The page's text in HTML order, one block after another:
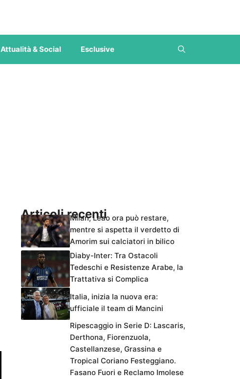
Attualità & Social Esclusive
Articoli recentiMilan, Leao ora può restare,
mentre si aspetta il verdetto di
Amorim sui calciatori in bilico
Diaby-Inter: Tra Ostacoli
Tedeschi e Resistenze Arabe, la
Trattativa si Complica
Italia, inizia la nuova era:
ufficiale il team di Mancini
Ripescaggio in Serie D: Lascaris,
Derthona, Fiorenzuola,
Castellanzese, Grassina e
Tropical Coriano Festeggiano.
Fasano Fuori e Reclamo Imolese